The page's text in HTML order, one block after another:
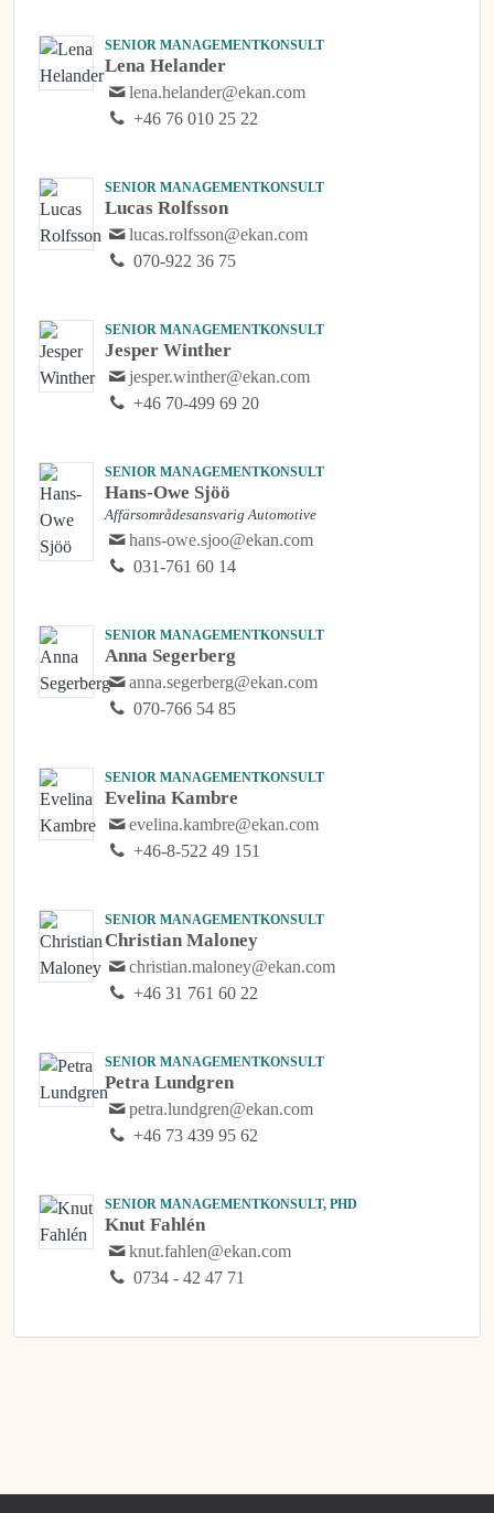
SENIOR MANAGEMENTKONSULT
Lena Helander
lena.helander@ekan.com
+46 76 010 25 22
SENIOR MANAGEMENTKONSULT
Lucas Rolfsson
lucas.rolfsson@ekan.com
070-922 36 75
SENIOR MANAGEMENTKONSULT
Jesper Winther
jesper.winther@ekan.com
+46 70-499 69 20
SENIOR MANAGEMENTKONSULT
Hans-Owe Sjöö
Affärsområdesansvarig Automotive
hans-owe.sjoo@ekan.com
031-761 60 14
SENIOR MANAGEMENTKONSULT
Anna Segerberg
anna.segerberg@ekan.com
070-766 54 85
SENIOR MANAGEMENTKONSULT
Evelina Kambre
evelina.kambre@ekan.com
+46-8-522 49 151
SENIOR MANAGEMENTKONSULT
Christian Maloney
christian.maloney@ekan.com
+46 31 761 60 22
SENIOR MANAGEMENTKONSULT
Petra Lundgren
petra.lundgren@ekan.com
+46 73 439 95 62
SENIOR MANAGEMENTKONSULT, PHD
Knut Fahlén
knut.fahlen@ekan.com
0734 - 42 47 71